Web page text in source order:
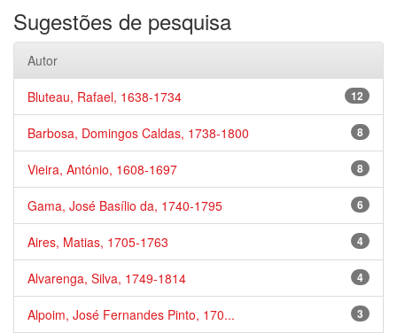
Sugestões de pesquisa
Autor
12
Bluteau, Rafael, 1638-1734
8
Barbosa, Domingos Caldas, 1738-1800
8
Vieira, António, 1608-1697
6
Gama, José Basílio da, 1740-1795
4
Aires, Matias, 1705-1763
4
Alvarenga, Silva, 1749-1814
3
Alpoim, José Fernandes Pinto, 170...